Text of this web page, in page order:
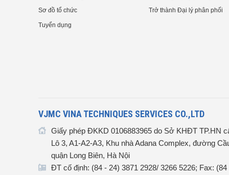
Sơ đồ tổ chức
Tuyển dụng
Trở thành Đại lý phân phối
VJMC VINA TECHNIQUES SERVICES CO.,LTD
Giấy phép ĐKKD 0106883965 do Sở KHĐT TP.HN
Lô 3, A1-A2-A3, Khu nhà Adana Complex, đường
quận Long Biên, Hà Nội
ĐT cố định: (84 - 24) 3871 2928/ 3266 5226; Fax: